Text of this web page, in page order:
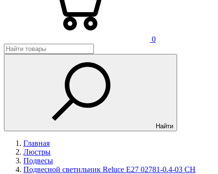
0
Найти
Главная
Люстры
Подвесы
Подвесной светильник Reluce E27 02781-0.4-03 CH